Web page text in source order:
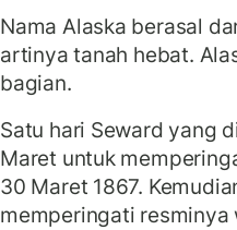
Nama Alaska berasal
artinya tanah hebat.
bagian.
Satu hari Seward yang
Maret untuk
30 Maret 1867.
memperingati resminya